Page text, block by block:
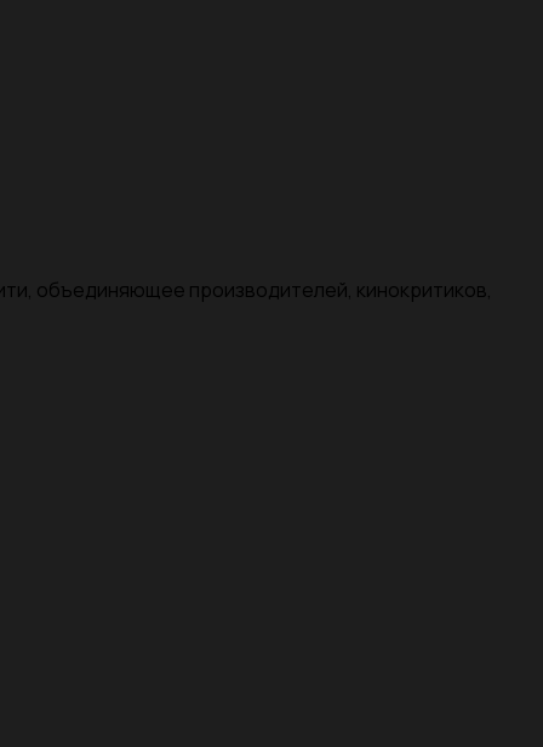
объединяющее производителей, кинокритиков,